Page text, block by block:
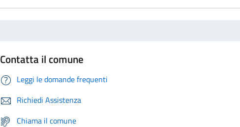
Contatta il comune
Leggi le domande frequenti
Richiedi Assistenza
Chiama il comune